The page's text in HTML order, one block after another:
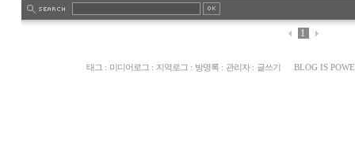
1
태그: 미디어로그: 지역로그: 방명록: 관리자: 글쓰기 BLOG IS